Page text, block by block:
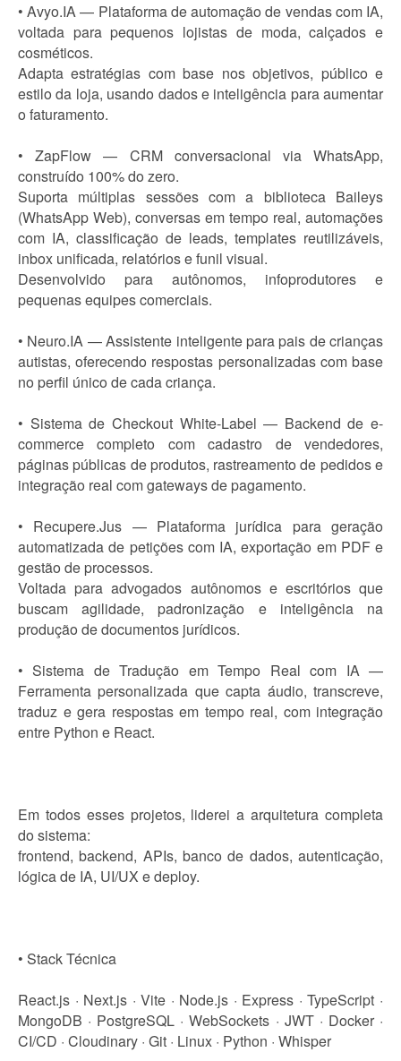
• Avyo.IA — Plataforma de automação de vendas com IA,
voltada para pequenos lojistas de moda, calçados e
cosméticos.
Adapta estratégias com base nos objetivos, público e
estilo da loja, usando dados e inteligência para aumentar
o faturamento.
• ZapFlow — CRM conversacional via WhatsApp,
construído 100% do zero.
Suporta múltiplas sessões com a biblioteca Baileys
(WhatsApp Web), conversas em tempo real, automações
com IA, classificação de leads, templates reutilizáveis,
inbox unificada, relatórios e funil visual.
Desenvolvido para autônomos, infoprodutores e
pequenas equipes comerciais.
• Neuro.IA — Assistente inteligente para pais de crianças
autistas, oferecendo respostas personalizadas com base
no perfil único de cada criança.
• Sistema de Checkout White-Label — Backend de e-
commerce completo com cadastro de vendedores,
páginas públicas de produtos, rastreamento de pedidos e
integração real com gateways de pagamento.
• Recupere.Jus — Plataforma jurídica para geração
automatizada de petições com IA, exportação em PDF e
gestão de processos.
Voltada para advogados autônomos e escritórios que
buscam agilidade, padronização e inteligência na
produção de documentos jurídicos.
• Sistema de Tradução em Tempo Real com IA —
Ferramenta personalizada que capta áudio, transcreve,
traduz e gera respostas em tempo real, com integração
entre Python e React.
Em todos esses projetos, liderei a arquitetura completa
do sistema:
frontend, backend, APIs, banco de dados, autenticação,
lógica de IA, UI/UX e deploy.
• Stack Técnica
React.js · Next.js · Vite · Node.js · Express · TypeScript ·
MongoDB · PostgreSQL · WebSockets · JWT · Docker ·
CI/CD · Cloudinary · Git · Linux · Python · Whisper